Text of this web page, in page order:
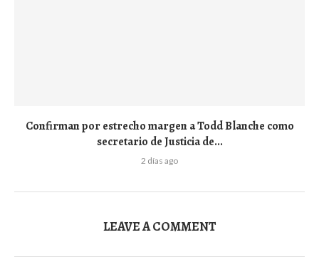
Confirman por estrecho margen a Todd Blanche como
secretario de Justicia de...
2 días ago
LEAVE A COMMENT